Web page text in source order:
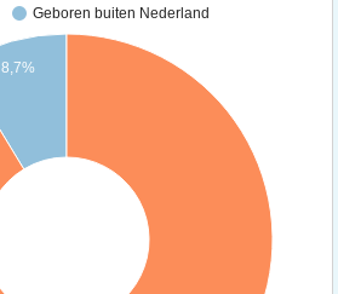
Geboren buiten Nederland
8,7%